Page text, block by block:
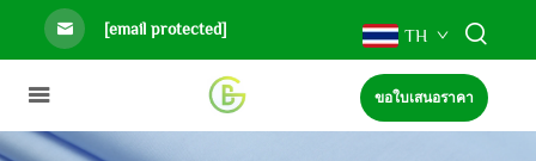
[email protected] TH
ขอใบเสนอราคา